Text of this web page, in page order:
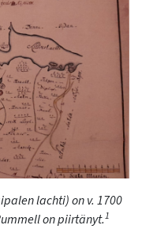
lachti) on v. 1700
on piirtänyt.1